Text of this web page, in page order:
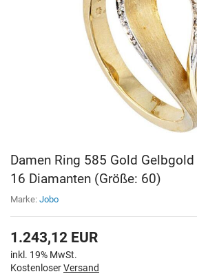
Damen Ring 585 Gold
16 Diamanten (Größe: 60)
Marke: Jobo
1.243,12 EUR
inkl. 19% MwSt.
KostenloserVersand